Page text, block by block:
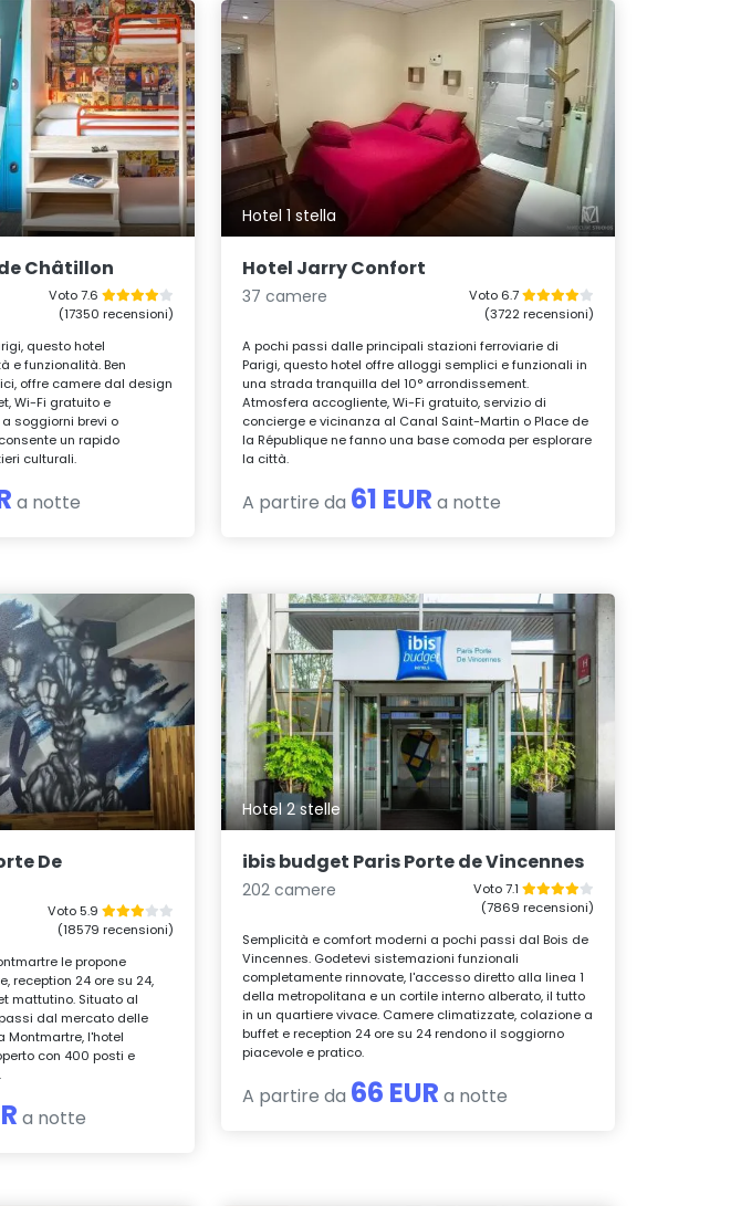
Châtillon
Voto 7.6
(17350 recensioni)
questo hotel
e funzionalità. Ben
offre camere dal design
Wi-Fi gratuito e
soggiorni brevi o
un rapido
culturali.
a notte
Hotel 1 stella
Hotel Jarry Confort
37 camere
Voto 6.7
(3722 recensioni)
A pochi passi dalle principali stazioni ferroviarie di
Parigi, questo hotel offre alloggi semplici e funzionali in
una strada tranquilla del 10° arrondissement.
Atmosfera accogliente, Wi-Fi gratuito, servizio di
concierge e vicinanza al Canal Saint-Martin o Place de
la République ne fanno una base comoda per esplorare
la città.
A partire da 61 EUR a notte
De
Voto 5.9
(18579 recensioni)
le propone
reception 24 ore su 24,
mattutino. Situato al
dal mercato delle
Montmartre, l'hotel
con 400 posti e
a notte
Hotel 2 stelle
ibis budget Paris Porte de Vincennes
202 camere
Voto 7.1
(7869 recensioni)
Semplicità e comfort moderni a pochi passi dal Bois de
Vincennes. Godetevi sistemazioni funzionali
completamente rinnovate, l'accesso diretto alla linea 1
della metropolitana e un cortile interno alberato, il tutto
in un quartiere vivace. Camere climatizzate, colazione a
buffet e reception 24 ore su 24 rendono il soggiorno
piacevole e pratico.
A partire da 66 EUR a notte